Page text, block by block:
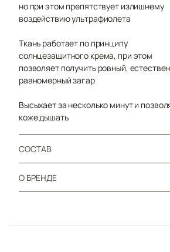
но при этом препятствует излишнему
воздействию ультрафиолета
Ткань работает по принципу
солнцезащитного крема, при этом
позволяет получить ровный,
равномерный загар
Высыхает за несколько минут и
коже дышать
СОСТАВ
О БРЕНДЕ